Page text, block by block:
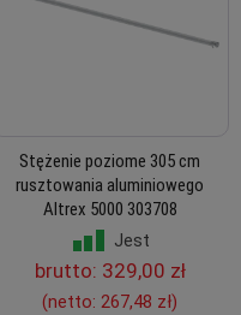
Stężenie poziome 305 cm
rusztowania aluminiowego
Altrex 5000 303708
Jest
brutto: 329,00 zł
(netto: 267,48 zł)